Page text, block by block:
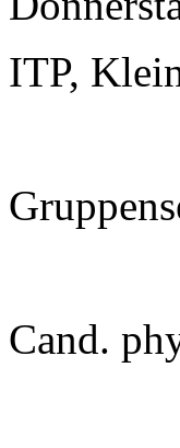
ITP,
Cand.